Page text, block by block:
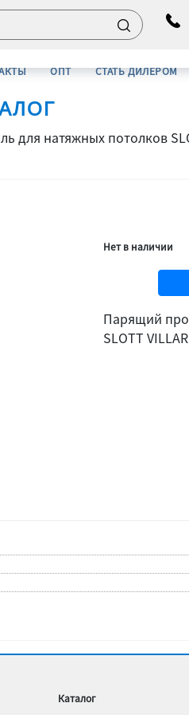
ОПТ СТАТЬ ДИЛЕРОМ
для натяжных потолков
Нет в наличии
Парящий
SLOTT
Каталог